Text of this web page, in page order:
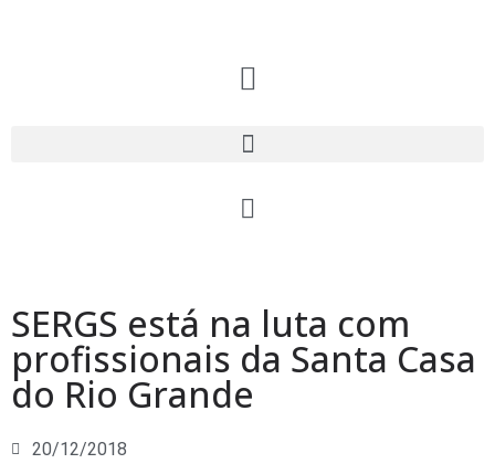
SERGS está na luta com
profissionais da Santa Casa
do Rio Grande
20/12/2018